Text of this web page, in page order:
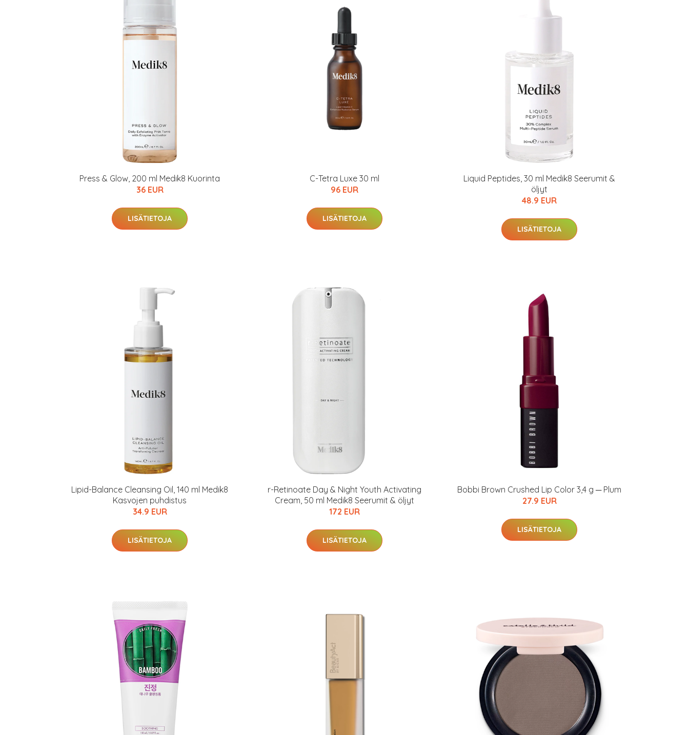
Press & Glow, 200 ml Medik8 Kuorinta
36 EUR
LISÄTIETOJA
C-Tetra Luxe 30 ml
96 EUR
LISÄTIETOJA
Liquid Peptides, 30 ml Medik8 Seerumit &
öljyt
48.9 EUR
LISÄTIETOJA
Lipid-Balance Cleansing Oil, 140 ml Medik8
Kasvojen puhdistus
34.9 EUR
LISÄTIETOJA
r-Retinoate Day & Night Youth Activating
Cream, 50 ml Medik8 Seerumit & öljyt
172 EUR
LISÄTIETOJA
Bobbi Brown Crushed Lip Color 3,4 g ─ Plum
27.9 EUR
LISÄTIETOJA
Varaa terveystarkastus
nyt vain 200 €
hintaan.
KATSO TARJOUS